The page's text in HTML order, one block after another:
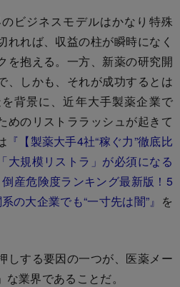
ビジネスモデルはかなり特殊
れれば、収益の柱が瞬時になく
を抱える。一方、新薬の研究開
、しかも、それが成功するとは
背景に、近年大手製薬企業で
めのリストララッシュが起きて
『【製薬大手4社“稼ぐ力”徹底比
大規模リストラ」が必須になる
倒産危険度ランキング最新版！5
の大企業でも“一寸先は闇”』 を
しする要因の一つが、医薬メー
業界であることだ。